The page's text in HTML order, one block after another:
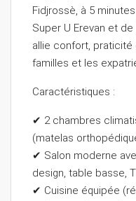
Fidjrossè, à 5
Super U Erevan et
allie confort, praticité
familles et les
Caractéristiques :
✔ 2 chambres
(matelas
✔ Salon moderne
design, table basse,
✔ Cuisine équipée